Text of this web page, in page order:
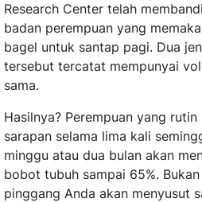
Research Center telah
badan perempuan yang
bagel untuk santap pagi. Dua
tersebut tercatat mempunyai
sama.
Hasilnya? Perempuan yang
sarapan selama lima kali
minggu atau dua bulan akan
bobot tubuh sampai 65%.
pinggang Anda akan menyusut